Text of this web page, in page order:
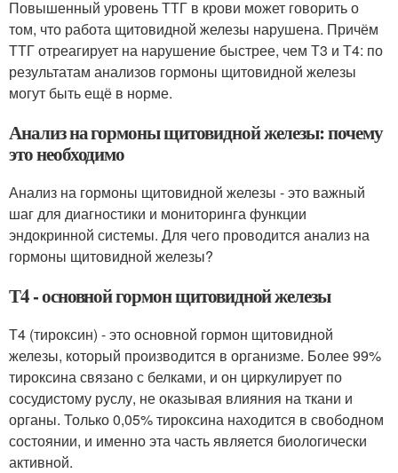
Повышенный уровень ТТГ в крови может говорить о
том, что работа щитовидной железы нарушена. Причём
ТТГ отреагирует на нарушение быстрее, чем Т3 и Т4: по
результатам анализов гормоны щитовидной железы
могут быть ещё в норме.
Анализ на гормоны щитовидной железы: почему
это необходимо
Анализ на гормоны щитовидной железы - это важный
шаг для диагностики и мониторинга функции
эндокринной системы. Для чего проводится анализ на
гормоны щитовидной железы?
Т4 - основной гормон щитовидной железы
Т4 (тироксин) - это основной гормон щитовидной
железы, который производится в организме. Более 99%
тироксина связано с белками, и он циркулирует по
сосудистому руслу, не оказывая влияния на ткани и
органы. Только 0,05% тироксина находится в свободном
состоянии, и именно эта часть является биологически
активной.